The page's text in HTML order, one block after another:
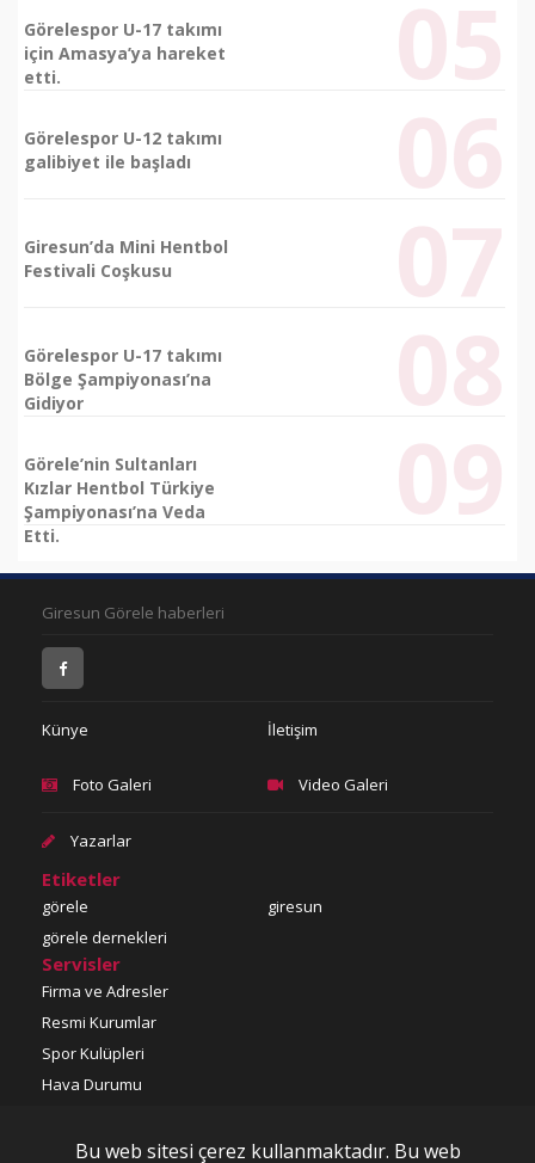
Görelespor U-17 takımı
için Amasya’ya hareket
etti.
Görelespor U-12 takımı
galibiyet ile başladı
Giresun’da Mini Hentbol
Festivali Coşkusu
Görelespor U-17 takımı
Bölge Şampiyonası’na
Gidiyor
Görele’nin Sultanları
Kızlar Hentbol Türkiye
Şampiyonası’na Veda
Etti.
Giresun Görele haberleri
Künye İletişim
Foto Galeri Video Galeri
Yazarlar
Etiketler
görele
giresun
görele dernekleri
Servisler
Firma ve Adresler
Resmi Kurumlar
Spor Kulüpleri
Hava Durumu
Nöbetçi Eczaneler
Bu web sitesi çerez kullanmaktadır. Bu web